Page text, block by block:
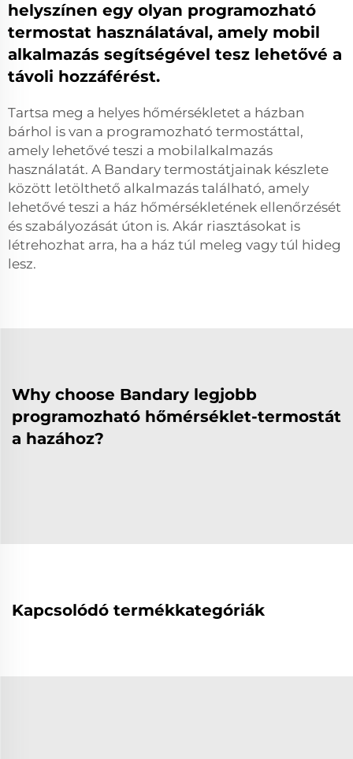
helyszínen egy olyan programozható
termostat használatával, amely mobil
alkalmazás segítségével tesz lehetővé a
távoli hozzáférést.
Tartsa meg a helyes hőmérsékletet a házban
bárhol is van a programozható termostáttal,
amely lehetővé teszi a mobilalkalmazás
használatát. A Bandary termostátjainak készlete
között letölthető alkalmazás található, amely
lehetővé teszi a ház hőmérsékletének ellenőrzését
és szabályozását úton is. Akár riasztásokat is
létrehozhat arra, ha a ház túl meleg vagy túl hideg
lesz.
Why choose Bandary legjobb
programozható hőmérséklet-termostát
a hazához?
Kapcsolódó termékkategóriák